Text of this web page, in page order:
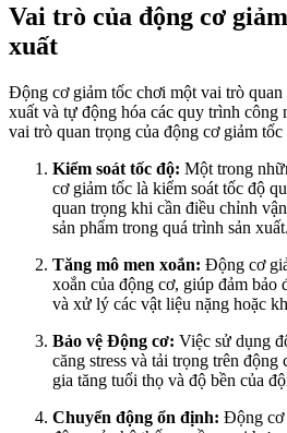
Vai trò của động cơ
xuất
Động cơ giảm tốc chơi một vai trò quan
xuất và tự động hóa các quy trình công
vai trò quan trọng của động cơ giảm
Kiểm soát tốc độ: Một trong
cơ giảm tốc là kiểm soát tốc độ
quan trọng khi cần điều chỉnh
sản phẩm trong quá trình sản xuất.
Tăng mô men xoắn: Động cơ
xoắn của động cơ, giúp đảm bảo
và xử lý các vật liệu nặng hoặc
Bảo vệ Động cơ: Việc sử dụng
căng stress và tải trọng trên
gia tăng tuổi thọ và độ bền của
Chuyển động ổn định: Động cơ